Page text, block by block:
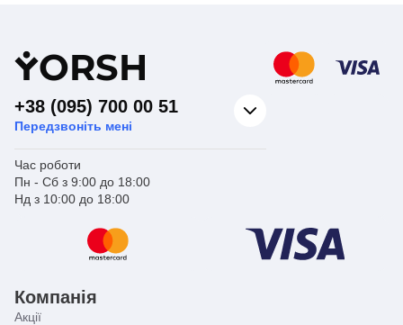
YORSH
+38 (095) 700 00 51
Передзвоніть мені
Час роботи
Пн - Сб з 9:00 до 18:00
Нд з 10:00 до 18:00
Компанія
Акції